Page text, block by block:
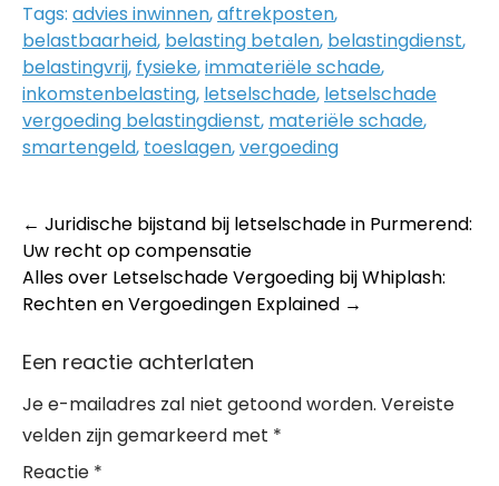
Tags: advies inwinnen,aftrekposten,
belastbaarheid, belasting betalen, belastingdienst,
belastingvrij, fysieke,immateriële schade,
inkomstenbelasting, letselschade, letselschade
vergoeding belastingdienst, materiële schade,
smartengeld, toeslagen,vergoeding
Post
navigation
← Juridische bijstand bij letselschade in Purmerend:
Uw recht op compensatie
Alles over Letselschade Vergoeding bij Whiplash:
Rechten en Vergoedingen Explained →
Een reactie achterlaten
Je e-mailadres zal niet getoond worden. Vereiste
velden zijn gemarkeerd met *
Reactie *